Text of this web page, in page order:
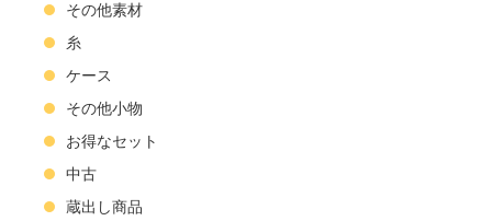
その他素材
糸
ケース
その他小物
お得なセット
中古
蔵出し商品